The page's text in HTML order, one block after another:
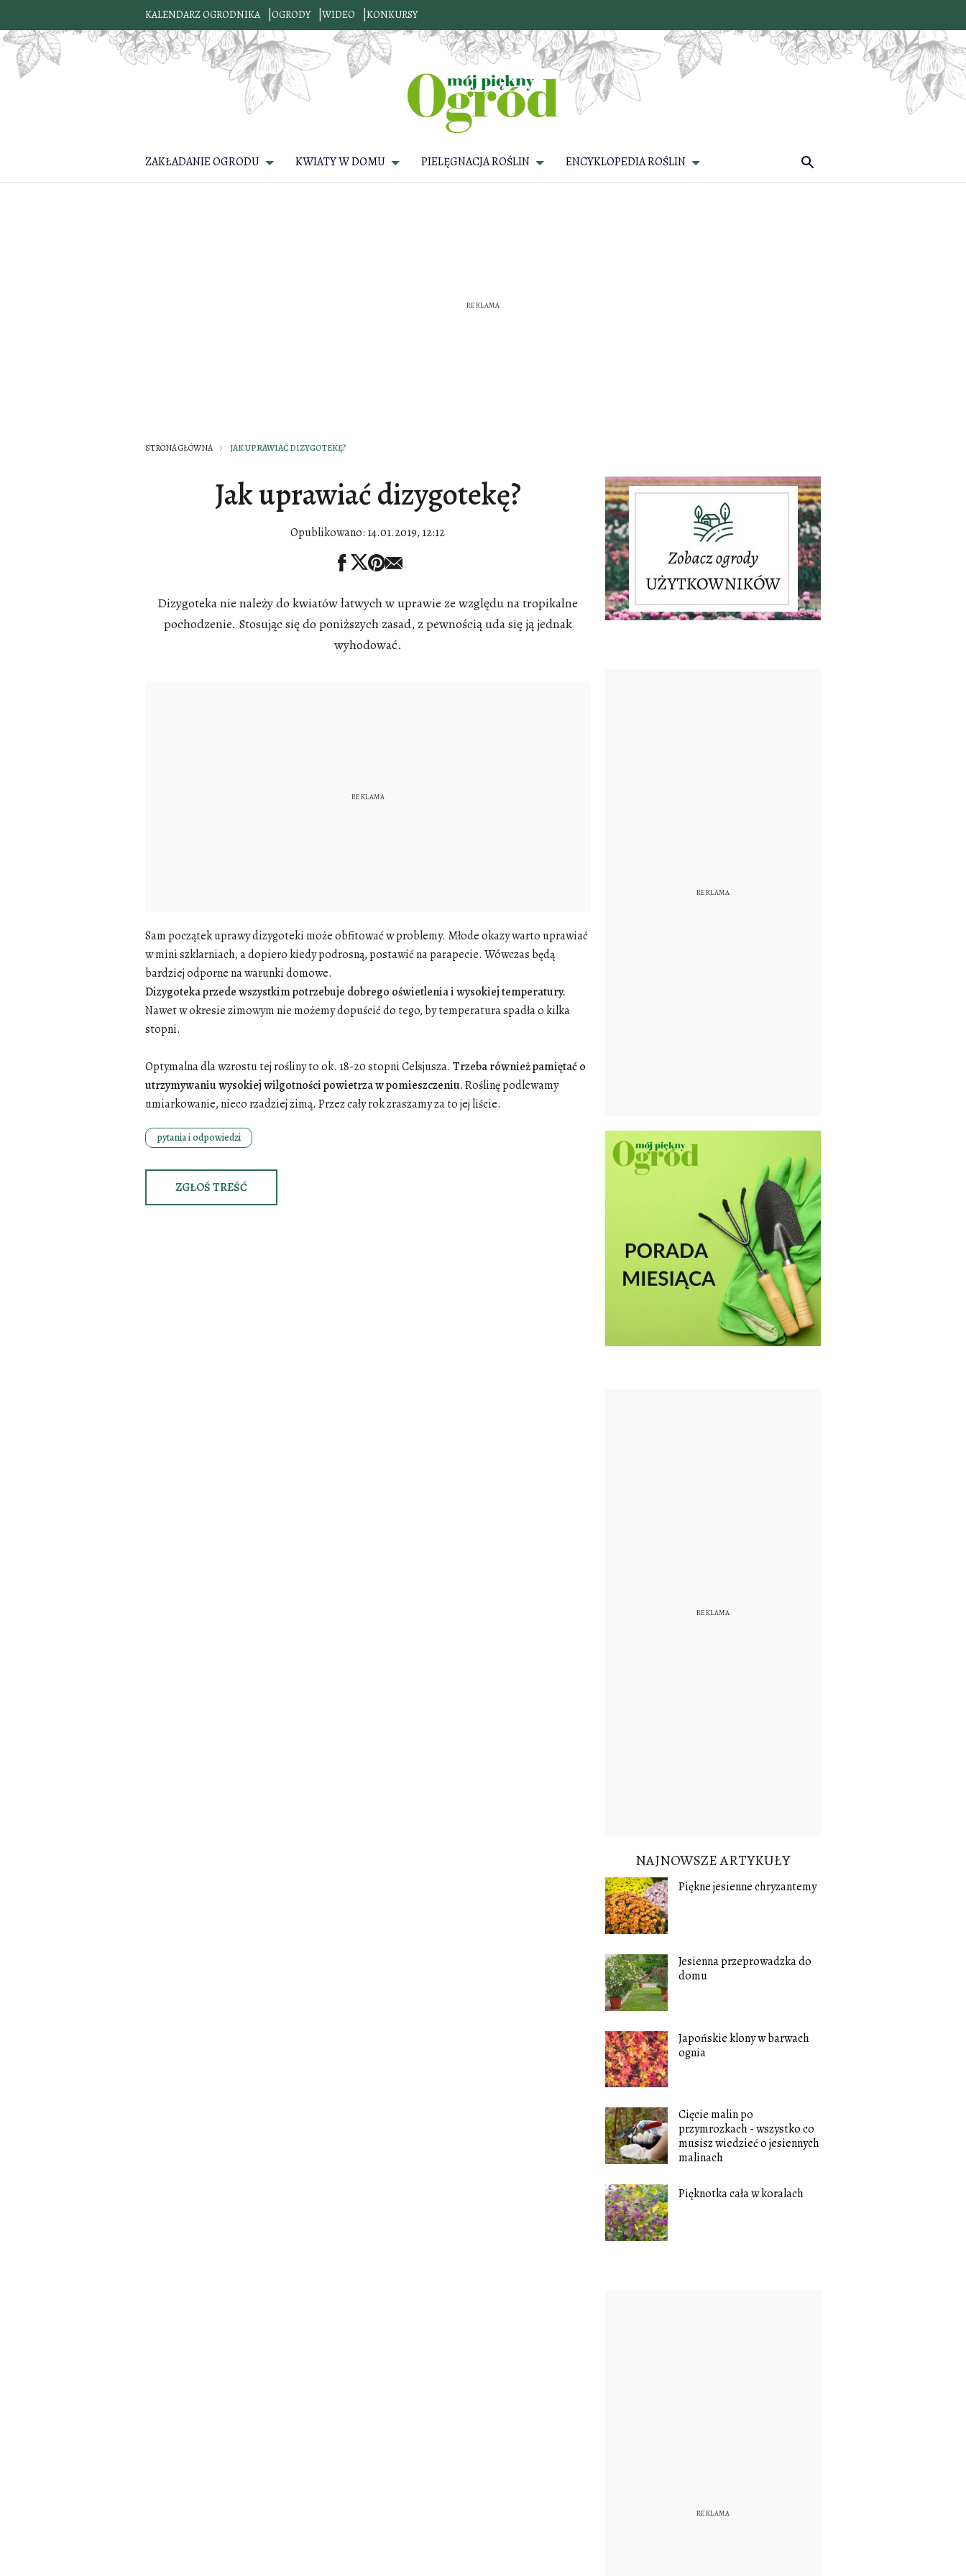
KALENDARZ OGRODNIKA OGRODY WIDEO KONKURSY
ZAKŁADANIE OGRODU KWIATY W DOMU PIELĘGNACJA ROŚLIN ENCYKLOPEDIA ROŚLIN
STRONA GŁÓWNA JAK UPRAWIAĆ DIZYGOTEKĘ?
Jak uprawiać dizygotekę?
Opublikowano: 14.01.2019, 12:12
Dizygoteka nie należy do kwiatów łatwych w uprawie ze względu na tropikalne
pochodzenie. Stosując się do poniższych zasad, z pewnością uda się ją jednak
wyhodować.
Sam początek uprawy dizygoteki może obfitować w problemy. Młode okazy warto uprawiać
w mini szklarniach, a dopiero kiedy podrosną, postawić na parapecie. Wówczas będą
bardziej odporne na warunki domowe.
Dizygoteka przede wszystkim potrzebuje dobrego oświetlenia i wysokiej temperatury.
Nawet w okresie zimowym nie możemy dopuścić do tego, by temperatura spadła o kilka
stopni.
Optymalna dla wzrostu tej rośliny to ok. 18-20 stopni Celsjusza. Trzeba również pamiętać o
utrzymywaniu wysokiej wilgotności powietrza w pomieszczeniu.Roślinę podlewamy
umiarkowanie, nieco rzadziej zimą. Przez cały rok zraszamy za to jej liście.
pytania i odpowiedzi
ZGŁOŚ TREŚĆ
NAJNOWSZE ARTYKUŁY
Piękne jesienne chryzantemy
Jesienna przeprowadzka do
domu
Japońskie klony w barwach
ognia
Cięcie malin po
przymrozkach - wszystko co
musisz wiedzieć o jesiennych
malinach
Pięknotka cała w koralach